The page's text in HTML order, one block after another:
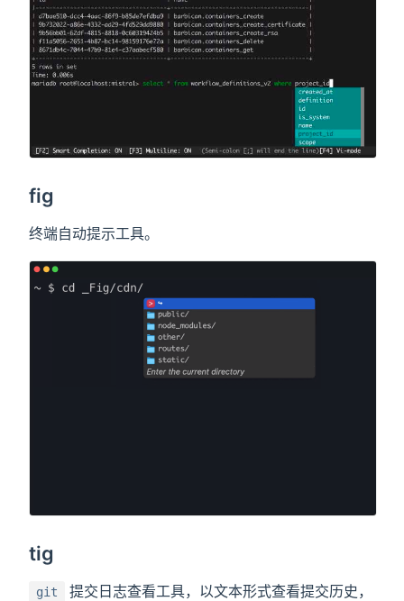
fig
终端自动提示工具。
tig
git
提交日志查看工具，以文本形式查看提交历史，